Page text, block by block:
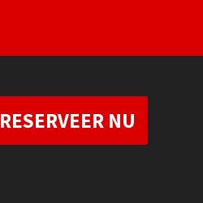
RESERVEER NU